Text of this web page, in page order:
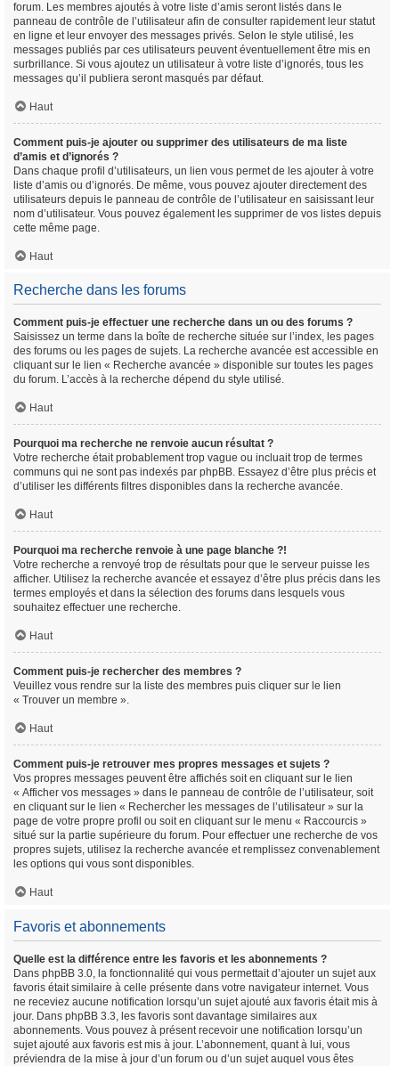
forum. Les membres ajoutés à votre liste d’amis seront listés dans le
panneau de contrôle de l’utilisateur afin de consulter rapidement leur statut
en ligne et leur envoyer des messages privés. Selon le style utilisé, les
messages publiés par ces utilisateurs peuvent éventuellement être mis en
surbrillance. Si vous ajoutez un utilisateur à votre liste d’ignorés, tous les
messages qu’il publiera seront masqués par défaut.
Haut
Comment puis-je ajouter ou supprimer des utilisateurs de ma liste
d’amis et d’ignorés ?
Dans chaque profil d’utilisateurs, un lien vous permet de les ajouter à votre
liste d’amis ou d’ignorés. De même, vous pouvez ajouter directement des
utilisateurs depuis le panneau de contrôle de l’utilisateur en saisissant leur
nom d’utilisateur. Vous pouvez également les supprimer de vos listes depuis
cette même page.
Haut
Recherche dans les forums
Comment puis-je effectuer une recherche dans un ou des forums ?
Saisissez un terme dans la boîte de recherche située sur l’index, les pages
des forums ou les pages de sujets. La recherche avancée est accessible en
cliquant sur le lien « Recherche avancée » disponible sur toutes les pages
du forum. L’accès à la recherche dépend du style utilisé.
Haut
Pourquoi ma recherche ne renvoie aucun résultat ?
Votre recherche était probablement trop vague ou incluait trop de termes
communs qui ne sont pas indexés par phpBB. Essayez d’être plus précis et
d’utiliser les différents filtres disponibles dans la recherche avancée.
Haut
Pourquoi ma recherche renvoie à une page blanche ?!
Votre recherche a renvoyé trop de résultats pour que le serveur puisse les
afficher. Utilisez la recherche avancée et essayez d’être plus précis dans les
termes employés et dans la sélection des forums dans lesquels vous
souhaitez effectuer une recherche.
Haut
Comment puis-je rechercher des membres ?
Veuillez vous rendre sur la liste des membres puis cliquer sur le lien
« Trouver un membre ».
Haut
Comment puis-je retrouver mes propres messages et sujets ?
Vos propres messages peuvent être affichés soit en cliquant sur le lien
« Afficher vos messages » dans le panneau de contrôle de l’utilisateur, soit
en cliquant sur le lien « Rechercher les messages de l’utilisateur » sur la
page de votre propre profil ou soit en cliquant sur le menu « Raccourcis »
situé sur la partie supérieure du forum. Pour effectuer une recherche de vos
propres sujets, utilisez la recherche avancée et remplissez convenablement
les options qui vous sont disponibles.
Haut
Favoris et abonnements
Quelle est la différence entre les favoris et les abonnements ?
Dans phpBB 3.0, la fonctionnalité qui vous permettait d’ajouter un sujet aux
favoris était similaire à celle présente dans votre navigateur internet. Vous
ne receviez aucune notification lorsqu’un sujet ajouté aux favoris était mis à
jour. Dans phpBB 3.3, les favoris sont davantage similaires aux
abonnements. Vous pouvez à présent recevoir une notification lorsqu’un
sujet ajouté aux favoris est mis à jour. L’abonnement, quant à lui, vous
préviendra de la mise à jour d’un forum ou d’un sujet auquel vous êtes